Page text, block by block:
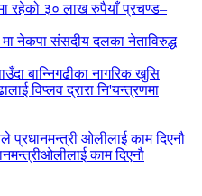
रहेको ३० लाख रुपैयाँ प्रचण्ड–
नेकपा संसदीय दलका नेताविरुद्ध
बान्निगढीका नागरिक खुसि
विप्लव द्रारा नि'यन्त्रणमा
प्रधानमन्त्री ओलीलाई काम दिएनौ
काम दिएनौ